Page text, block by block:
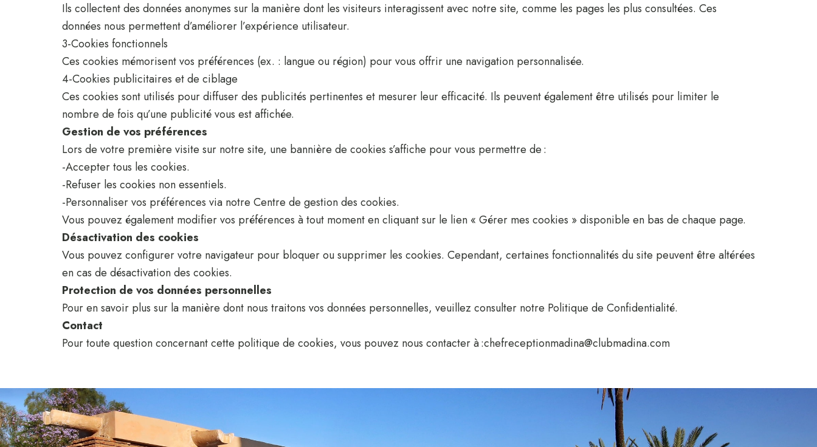
Ils collectent des données anonymes sur la manière dont les visiteurs interagissent avec notre site, comme les pages les plus consultées. Ces
données nous permettent d’améliorer l’expérience utilisateur.
3-Cookies fonctionnels
Ces cookies mémorisent vos préférences (ex. : langue ou région) pour vous offrir une navigation personnalisée.
4-Cookies publicitaires et de ciblage
Ces cookies sont utilisés pour diffuser des publicités pertinentes et mesurer leur efficacité. Ils peuvent également être utilisés pour limiter le
nombre de fois qu’une publicité vous est affichée.
Gestion de vos préférences
Lors de votre première visite sur notre site, une bannière de cookies s’affiche pour vous permettre de :
-Accepter tous les cookies.
-Refuser les cookies non essentiels.
-Personnaliser vos préférences via notre Centre de gestion des cookies.
Vous pouvez également modifier vos préférences à tout moment en cliquant sur le lien « Gérer mes cookies » disponible en bas de chaque page.
Désactivation des cookies
Vous pouvez configurer votre navigateur pour bloquer ou supprimer les cookies. Cependant, certaines fonctionnalités du site peuvent être altérées
en cas de désactivation des cookies.
Protection de vos données personnelles
Pour en savoir plus sur la manière dont nous traitons vos données personnelles, veuillez consulter notre Politique de Confidentialité.
Contact
Pour toute question concernant cette politique de cookies, vous pouvez nous contacter à :chefreceptionmadina@clubmadina.com